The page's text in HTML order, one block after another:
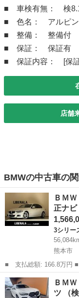
■ 車検有無： 検
■ 色名： アルピン
■ 整備： 整備付
■ 保証： 保証有
■ 保証内容： [保証
店舗
BMWの中古車の
ＢＭ
正ナ
3シリー
熊本市
■ 支払総額: 166.8万円 ■ 車両本体価格： 1,566,000 円 ■ メーカ
ー名： ＢＭＷ ■ 車種
ｉ Ｍスポーツ 純正ナ
ー 前席...
熊本 熊本市
ＢＭ
ツ （検